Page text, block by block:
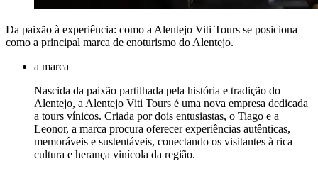
Da paixão à experiência: como a Alentejo Viti Tours se posiciona
como a principal marca de enoturismo do Alentejo.
a marca
Nascida da paixão partilhada pela história e tradição do
Alentejo, a Alentejo Viti Tours é uma nova empresa dedicada
a tours vínicos. Criada por dois entusiastas, o Tiago e a
Leonor, a marca procura oferecer experiências autênticas,
memoráveis e sustentáveis, conectando os visitantes à rica
cultura e herança vinícola da região.